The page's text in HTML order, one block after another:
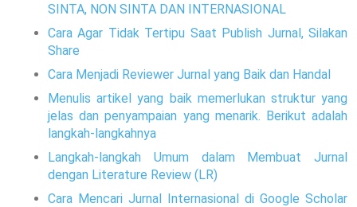
SINTA, NON SINTA DAN INTERNASIONAL
Cara Agar Tidak Tertipu Saat Publish Jurnal, Silakan
Share
Cara Menjadi Reviewer Jurnal yang Baik dan Handal
Menulis artikel yang baik memerlukan struktur yang
jelas dan penyampaian yang menarik. Berikut adalah
langkah-langkahnya
Langkah-langkah Umum dalam Membuat Jurnal
dengan Literature Review (LR)
Cara Mencari Jurnal Internasional di Google Scholar